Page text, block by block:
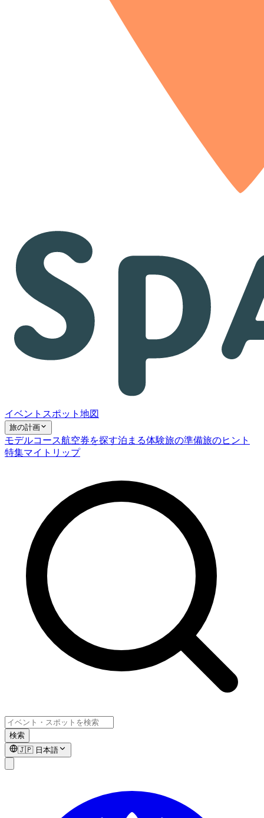
イベント スポット 地図
旅の計画
モデルコース航空券を探す泊まる体験旅の準備旅のヒント
特集マイトリップ
検索
🇯🇵 日本語